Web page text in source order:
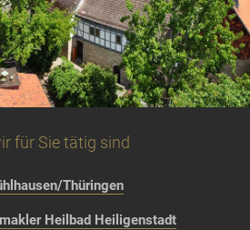
für Sie tätig sind
Thüringen
Heilbad Heiligenstadt